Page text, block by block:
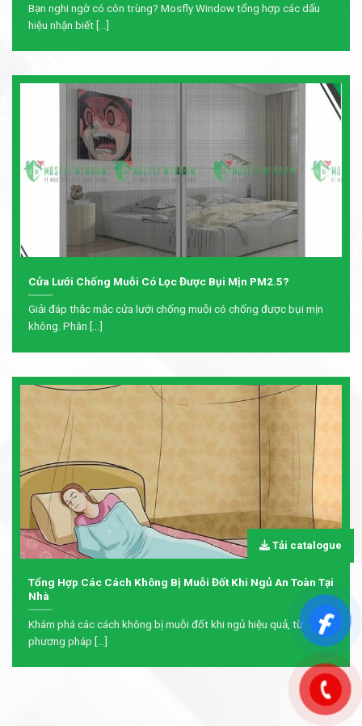
Tải catalogue
Bạn nghi ngờ có côn trùng? Mosfly Window tổng hợp các dấu
hiệu nhận biết [...]
Cửa Lưới Chống Muỗi Có Lọc Được Bụi Mịn PM2.5?
Giải đáp thắc mắc cửa lưới chống muỗi có chống được bụi mịn
không. Phân [...]
Tổng Hợp Các Cách Không Bị Muỗi Đốt Khi Ngủ An Toàn Tại
Nhà
Khám phá các cách không bị muỗi đốt khi ngủ hiệu quả, từ
phương pháp [...]